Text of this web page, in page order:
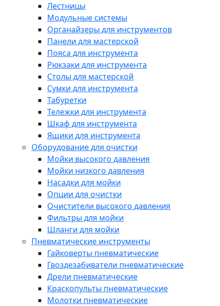
Лестницы
Модульные системы
Органайзеры для инструментов
Панели для мастерской
Пояса для инструмента
Рюкзаки для инструмента
Столы для мастерской
Сумки для инструмента
Табуретки
Тележки для инструмента
Шкаф для инструмента
Ящики для инструмента
Оборудование для очистки
Мойки высокого давления
Мойки низкого давления
Насадки для мойки
Опции для очистки
Очистители высокого давления
Фильтры для мойки
Шланги для мойки
Пневматические инструменты
Гайковерты пневматические
Гвоздезабиватели пневматические
Дрели пневматические
Краскопульты пневматические
Молотки пневматические